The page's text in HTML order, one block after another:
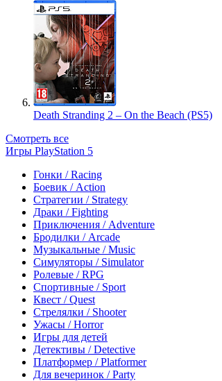
Death Stranding 2 – On the Beach (PS5)
Смотреть все
Игры PlayStation 5
Гонки / Racing
Боевик / Action
Стратегии / Strategy
Драки / Fighting
Приключения / Adventure
Бродилки / Arcade
Музыкальные / Music
Симуляторы / Simulator
Ролевые / RPG
Спортивные / Sport
Квест / Quest
Стрелялки / Shooter
Ужасы / Horror
Игры для детей
Детективы / Detective
Платформер / Platformer
Для вечеринок / Party